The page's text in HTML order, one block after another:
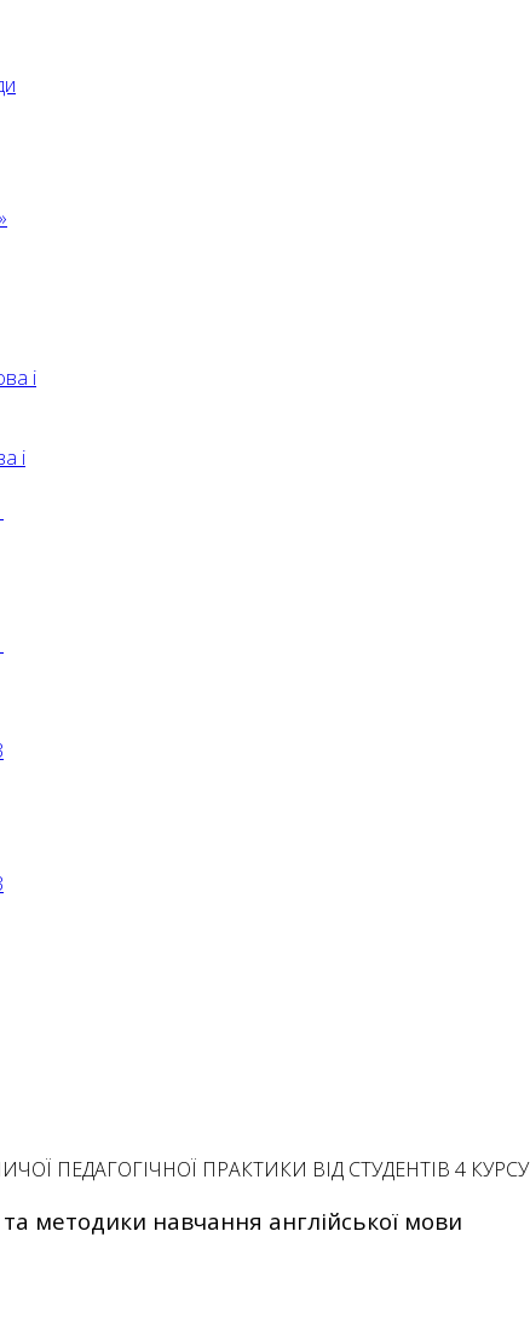
і
і
ПЕДАГОГІЧНОЇ ПРАКТИКИ ВІД СТУДЕНТІВ 4 КУРСУ
та методики навчання англійської мови